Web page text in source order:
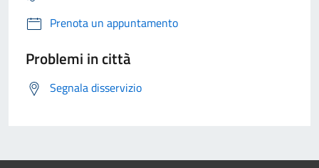
Prenota un appuntamento
Problemi in città
Segnala disservizio